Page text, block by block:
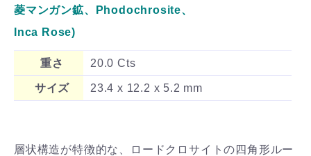
菱マンガン鉱、Phodochrosite、
Inca Rose)
重さ 20.0 Cts
サイズ 23.4 x 12.2 x 5.2 mm
層状構造が特徴的な、ロードクロサイトの四角形ルー